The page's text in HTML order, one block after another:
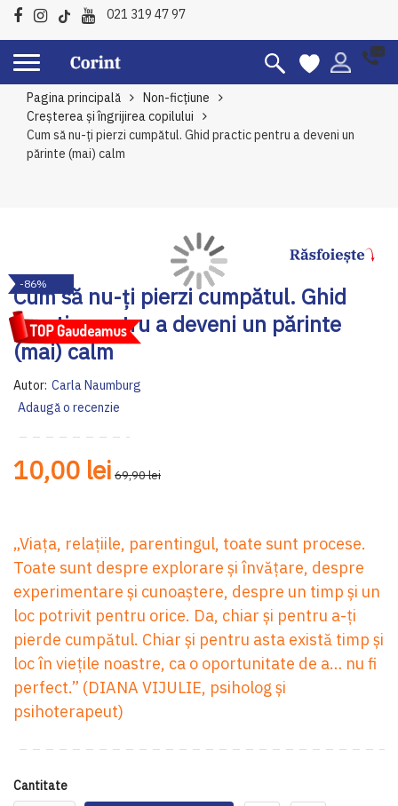
021 319 47 97
Pagina principală
Non-ficțiune
Creșterea și îngrijirea copilului
Cum să nu-ți pierzi cumpătul. Ghid practic pentru a deveni un
părinte (mai) calm
Cum să nu-ți pierzi cumpătul. Ghid
practic pentru a deveni un părinte
(mai) calm
Autor: Carla Naumburg
Adaugă o recenzie
10,00 lei 69,90 lei
„Viața, re­lațiile, parentingul, toate sunt procese.
Toate sunt despre explorare și învățare, despre
experimentare și cunoaștere, despre un timp și un
loc potrivit pentru orice. Da, chiar și pentru a-ți
pierde cumpătul. Chiar și pentru asta există timp și
loc în viețile noastre, ca o oportunitate de a… nu fi
perfect.” (DIANA VIJULIE, psiholog și
psihoterapeut)
Cantitate
to
the
end
of
the
images
gallery
-86%